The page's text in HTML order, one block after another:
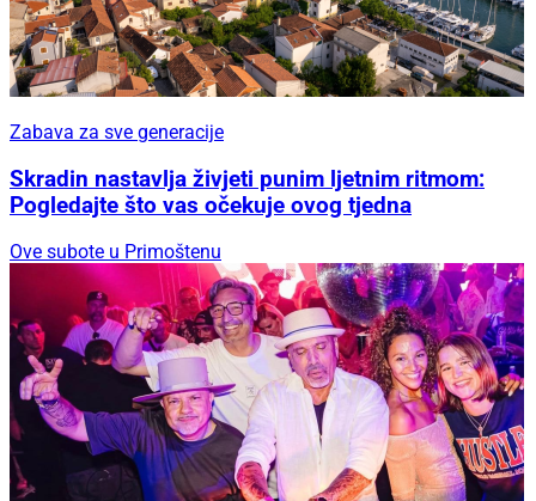
Zabava za sve generacije
Skradin nastavlja živjeti punim ljetnim ritmom:
Pogledajte što vas očekuje ovog tjedna
Ove subote u Primoštenu